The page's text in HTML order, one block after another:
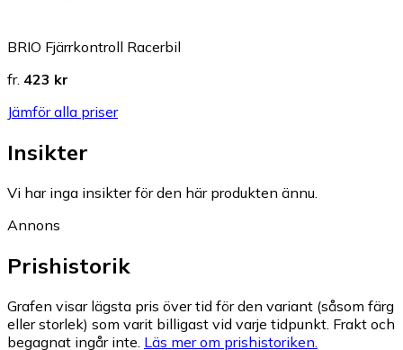
BRIO Fjärrkontroll Racerbil
fr. 423 kr
Jämför alla priser
Insikter
Vi har inga insikter för den här produkten ännu.
Annons
Prishistorik
Grafen visar lägsta pris över tid för den variant (såsom färg
eller storlek) som varit billigast vid varje tidpunkt. Frakt och
begagnat ingår inte. Läs mer om prishistoriken.